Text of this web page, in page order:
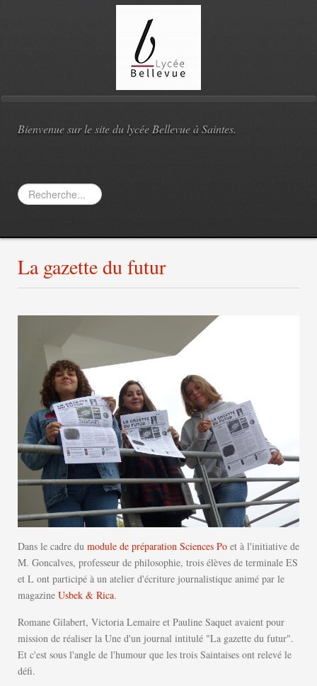
Bienvenue sur le site du lycée Bellevue à Saintes.
Rechercher
La gazette du futur
Dans le cadre du module de préparation Sciences Po et à l'initiative de
M. Goncalves, professeur de philosophie, trois élèves de terminale ES
et L ont participé à un atelier d'écriture journalistique animé par le
magazine Usbek & Rica.
Romane Gilabert, Victoria Lemaire et Pauline Saquet avaient pour
mission de réaliser la Une d'un journal intitulé "La gazette du futur".
Et c'est sous l'angle de l'humour que les trois Saintaises ont relevé le
défi.